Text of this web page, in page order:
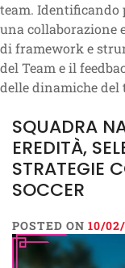
team. Identificando
una collaborazione
di framework e
del Team e il
delle dinamiche del
SQUADRA
EREDITÀ,
STRATEGIE
SOCCER
POSTED ON 10/